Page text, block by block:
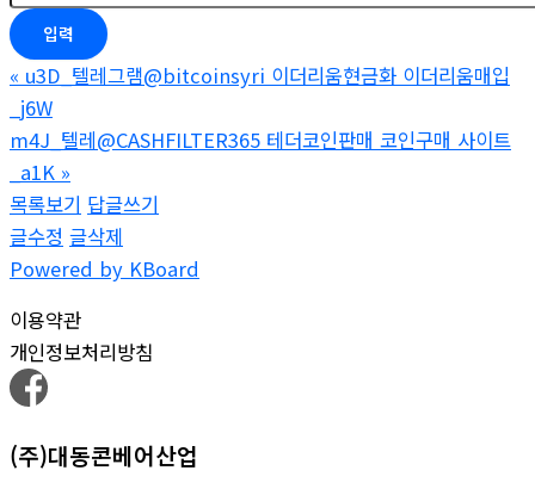
« u3D_텔레그램@bitcoinsyri 이더리움현금화 이더리움매입
_j6W
m4J_텔레@CASHFILTER365 테더코인판매 코인구매 사이트
_a1K »
목록보기 답글쓰기
글수정 글삭제
Powered by KBoard
이용약관
개인정보처리방침
(주)대동콘베어산업